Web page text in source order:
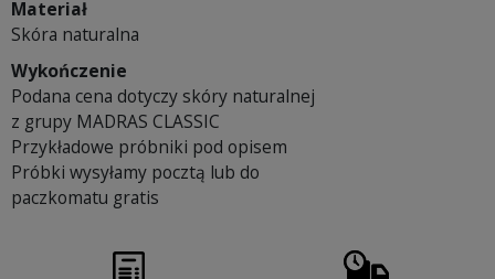
Materiał
Skóra naturalna
Wykończenie
Podana cena dotyczy skóry naturalnej
z grupy MADRAS CLASSIC
Przykładowe próbniki pod opisem
Próbki wysyłamy pocztą lub do
paczkomatu gratis